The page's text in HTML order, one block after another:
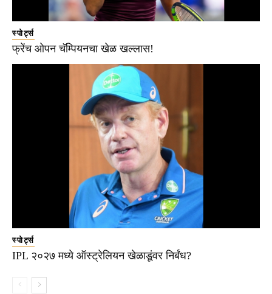
स्पोर्ट्स
फ्रेंच ओपन चॅम्पियनचा खेळ खल्लास!
स्पोर्ट्स
IPL २०२७ मध्ये ऑस्ट्रेलियन खेळाडूंवर निर्बंध?